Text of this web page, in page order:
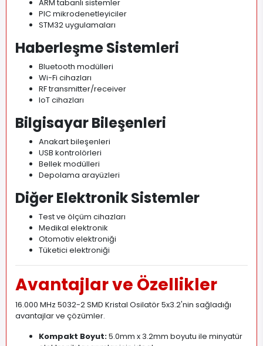
ARM tabanlı sistemler
PIC mikrodenetleyiciler
STM32 uygulamaları
Haberleşme Sistemleri
Bluetooth modülleri
Wi-Fi cihazları
RF transmitter/receiver
IoT cihazları
Bilgisayar Bileşenleri
Anakart bileşenleri
USB kontrolörleri
Bellek modülleri
Depolama arayüzleri
Diğer Elektronik Sistemler
Test ve ölçüm cihazları
Medikal elektronik
Otomotiv elektroniği
Tüketici elektroniği
Avantajlar ve Özellikler
16.000 MHz 5032-2 SMD Kristal Osilatör 5x3.2'nin sağladığı
avantajlar ve çözümler.
Kompakt Boyut:5.0mm x 3.2mm boyutu ile minyatür